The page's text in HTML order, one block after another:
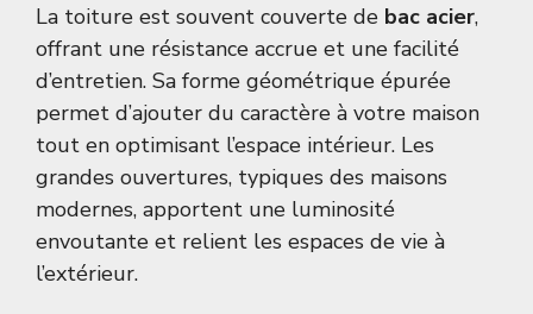
La toiture est souvent couverte de bac acier,
offrant une résistance accrue et une facilité
d’entretien. Sa forme géométrique épurée
permet d’ajouter du caractère à votre maison
tout en optimisant l’espace intérieur. Les
grandes ouvertures, typiques des maisons
modernes, apportent une luminosité
envoutante et relient les espaces de vie à
l’extérieur.